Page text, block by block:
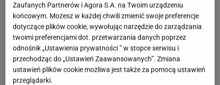
SKŁADNIKI (6 porcji)
Mąka pszenna - 200 g
Budyń waniliowy- 2 opakowania
Zaufanych Partnerów i Agora S.A. na Twoim urządzeniu
końcowym. Możesz w każdej chwili zmienić swoje preferencje
dotyczące plików cookie, wywołując narzędzie do zarządzania
twoimi preferencjami dot. przetwarzania danych poprzez
odnośnik „Ustawienia prywatności ” w stopce serwisu i
przechodząc do „Ustawień Zaawansowanych”. Zmiana
ustawień plików cookie możliwa jest także za pomocą ustawień
przeglądarki.